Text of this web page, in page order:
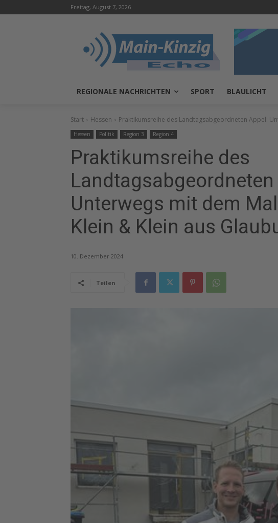
Freitag, August 7, 2026
REGIONALE NACHRICHTEN SPORT BLAULICHT
Start Hessen Praktikumsreihe des Landtagsabgeordneten Appel:
Hessen Politik Region 3 Region 4
Praktikumsreihe des
Landtagsabgeordneten
Unterwegs mit dem
Klein & Klein aus
10. Dezember 2024
Teilen